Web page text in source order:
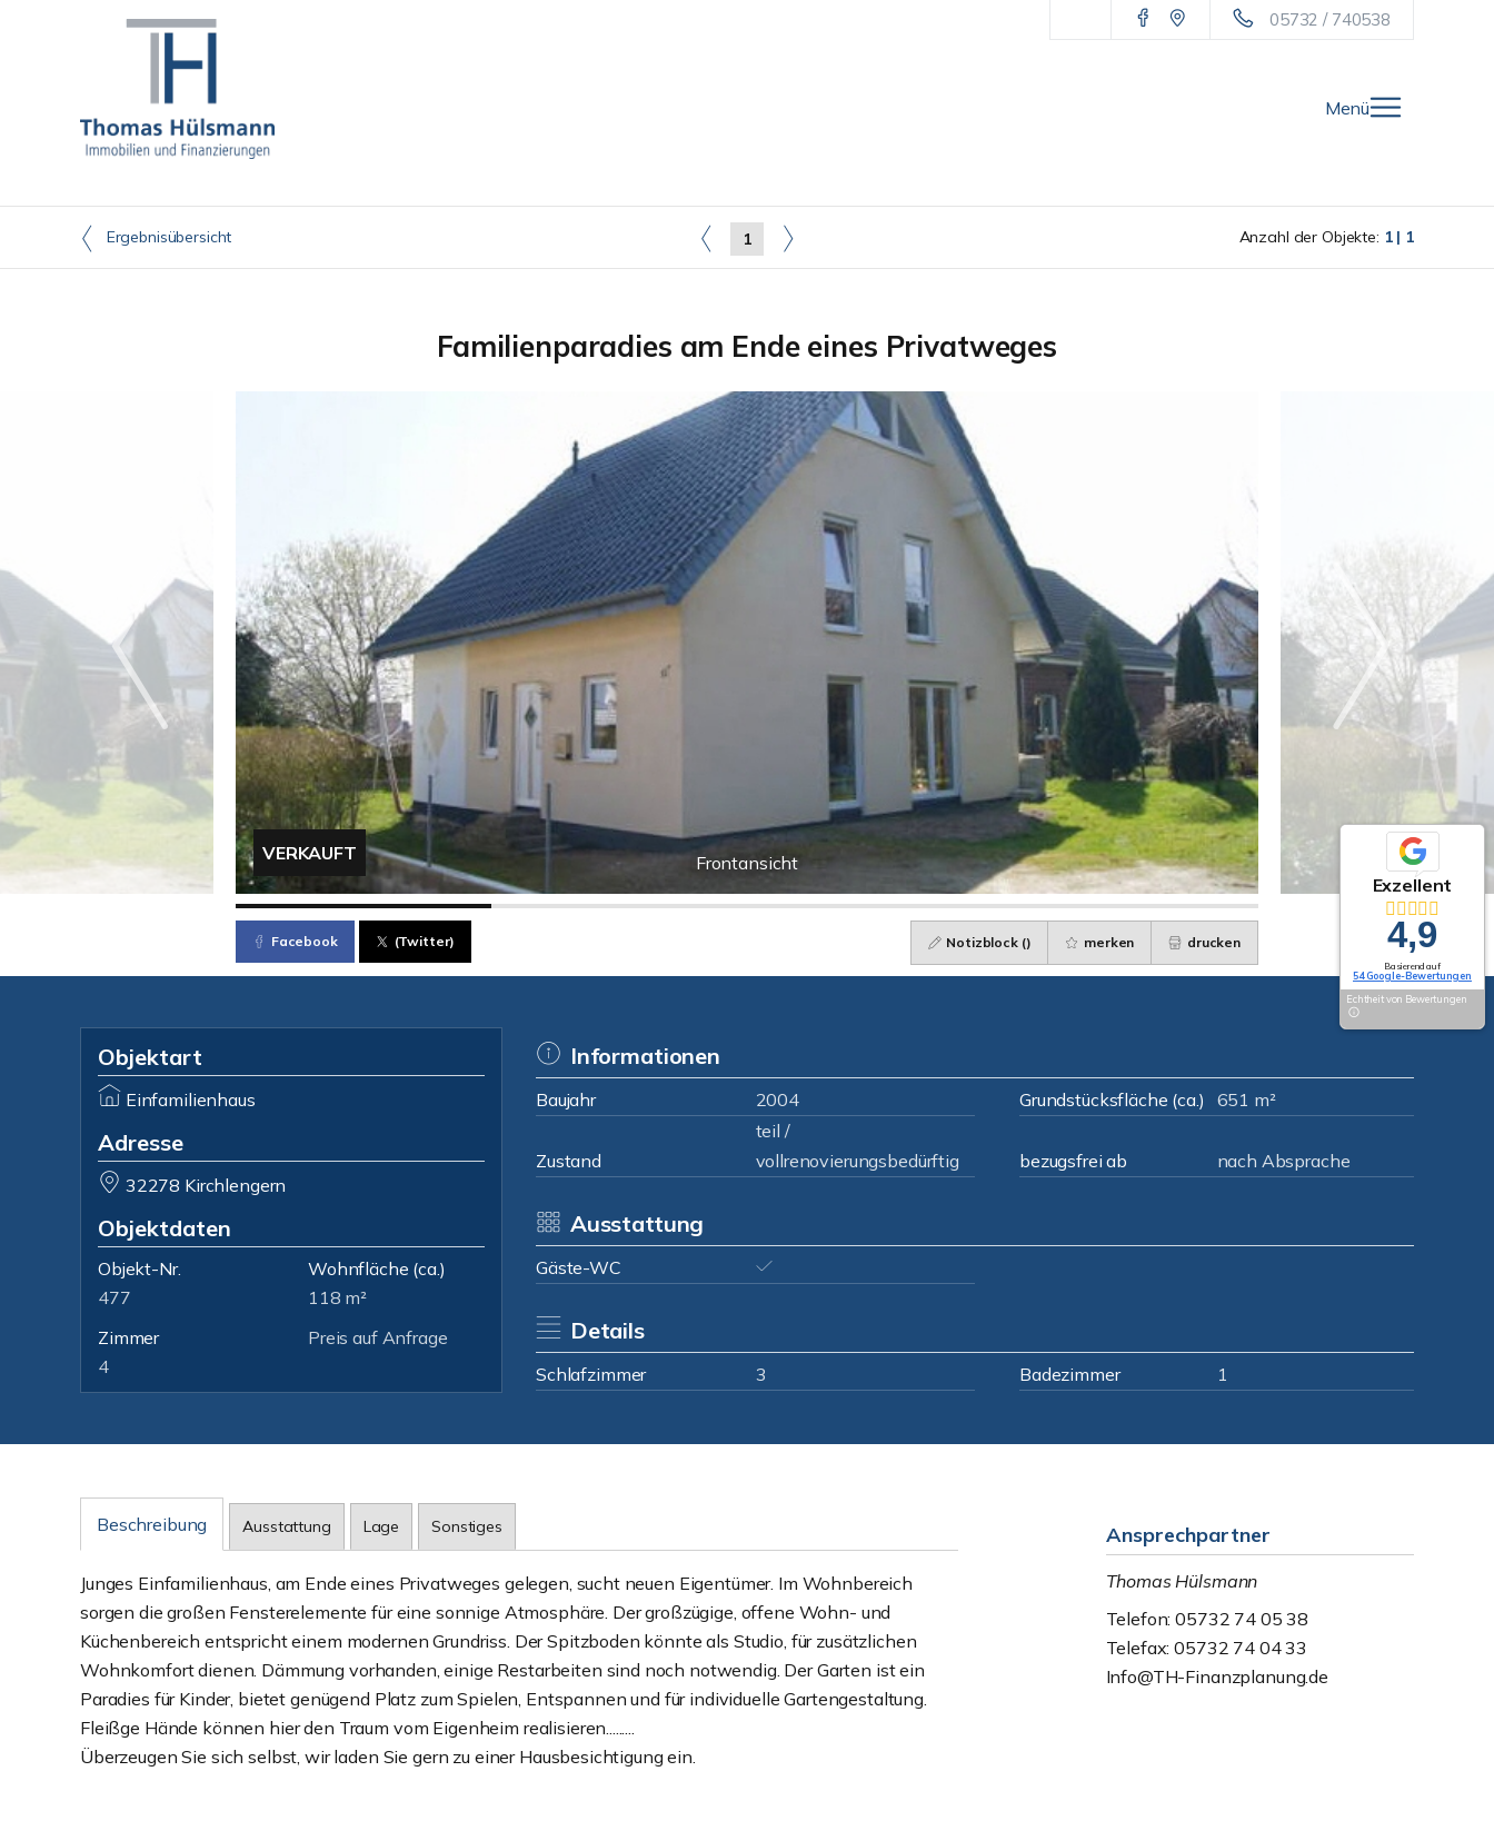
05732 / 740538
Menü
Ergebnisübersicht 1 Anzahl der Objekte: 1 | 1
Familienparadies am Ende eines Privatweges
Frontansicht
VERKAUFT
Facebook (Twitter) Notizblock () merken drucken
Objektart
Einfamilienhaus
Adresse
32278 Kirchlengern
Objektdaten
Objekt-Nr.
477
Wohnfläche (ca.)
118 m²
Zimmer
4
Preis auf Anfrage
Informationen
Baujahr 2004 Grundstücksfläche (ca.) 651 m²
Zustand
teil /
vollrenovierungsbedürftig
bezugsfrei ab nach Absprache
Ausstattung
Gäste-WC
Details
Schlafzimmer 3 Badezimmer 1
Beschreibung Ausstattung Lage Sonstiges
Junges Einfamilienhaus, am Ende eines Privatweges gelegen, sucht neuen Eigentümer. Im Wohnbereich
sorgen die großen Fensterelemente für eine sonnige Atmosphäre. Der großzügige, offene Wohn- und
Küchenbereich entspricht einem modernen Grundriss. Der Spitzboden könnte als Studio, für zusätzlichen
Wohnkomfort dienen. Dämmung vorhanden, einige Restarbeiten sind noch notwendig. Der Garten ist ein
Paradies für Kinder, bietet genügend Platz zum Spielen, Entspannen und für individuelle Gartengestaltung.
Fleißge Hände können hier den Traum vom Eigenheim realisieren.........
Überzeugen Sie sich selbst, wir laden Sie gern zu einer Hausbesichtigung ein.
Ansprechpartner
Thomas Hülsmann
Telefon: 05732 74 05 38
Telefax: 05732 74 04 33
Info@TH-Finanzplanung.de
Exzellent
4,9
Basierend auf
54 Google-Bewertungen
Echtheit von Bewertungen